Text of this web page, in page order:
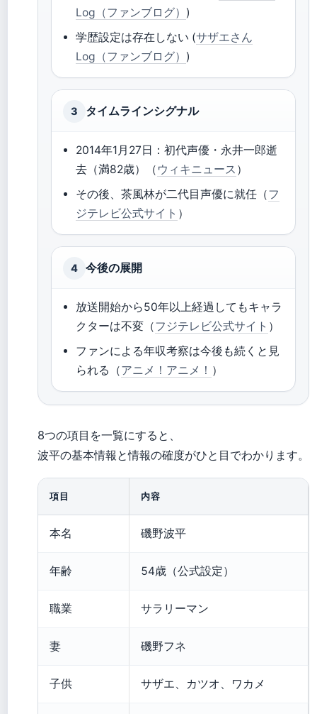
Log（ファンブログ） )
学歴設定は存在しない (サザエさん
Log（ファンブログ） )
3 タイムラインシグナル
2014年1月27日：初代声優・永井一郎逝
去（満82歳）（ ウィキニュース ）
その後、茶風林が二代目声優に就任（フ
ジテレビ公式サイト ）
4 今後の展開
放送開始から50年以上経過してもキャラ
クターは不変（フジテレビ公式サイト ）
ファンによる年収考察は今後も続くと見
られる（アニメ！アニメ！ ）
8つの項目を一覧にすると、
波平の基本情報と情報の確度がひと目でわかります。
項目 内容
本名 磯野波平
年齢 54歳（公式設定）
職業 サラリーマン
妻 磯野フネ
子供 サザエ、カツオ、ワカメ